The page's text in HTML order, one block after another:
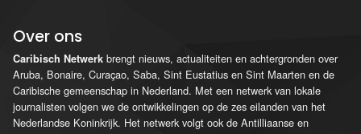
Over ons
Caribisch Netwerk brengt nieuws, actualiteiten en achtergronden over
Aruba, Bonaire, Curaçao, Saba, Sint Eustatius en Sint Maarten en de
Caribische gemeenschap in Nederland. Met een netwerk van lokale
journalisten volgen we de ontwikkelingen op de zes eilanden van het
Nederlandse Koninkrijk. Het netwerk volgt ook de Antilliaanse en